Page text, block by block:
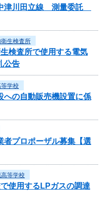
津川田立線 測量委託
生検査所
検査所で使用する電気
公告
学校
への自動販売機設置に係
者プロポーザル募集【選
等学校
使用するLPガスの調達